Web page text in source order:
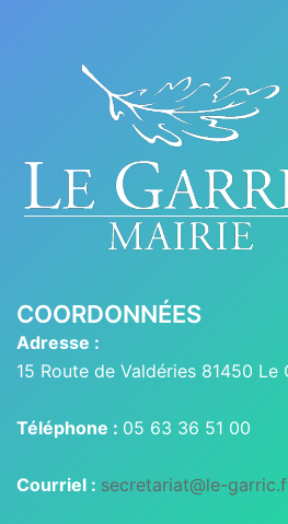
COORDONNÉES
Adresse :
15 Route de Valdéries 81450 Le
Téléphone : 05 63 36 51 00
Courriel : secretariat@le-